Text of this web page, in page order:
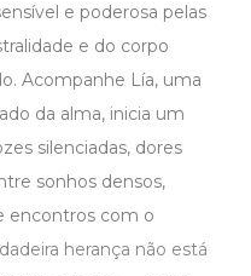
e poderosa pelas
e do corpo
Acompanhe Lía, uma
da alma, inicia um
silenciadas, dores
sonhos densos,
encontros com o
herança não está